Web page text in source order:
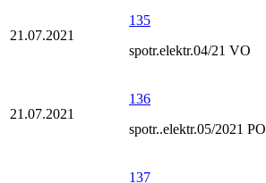
21.07.2021
135
spotr.elektr.04/21 VO
21.07.2021
136
spotr..elektr.05/2021 PO
137